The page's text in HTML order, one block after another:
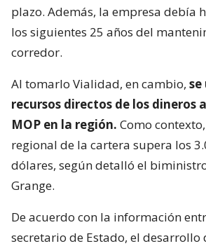
plazo. Además, la empresa debía
los siguientes 25 años del
corredor.
Al tomarlo Vialidad, en cambio,
recursos directos de los dineros
MOP en la región. Como
regional de la cartera supera los
dólares, según detalló el
Grange.
De acuerdo con la información
secretario de Estado, el desarrollo